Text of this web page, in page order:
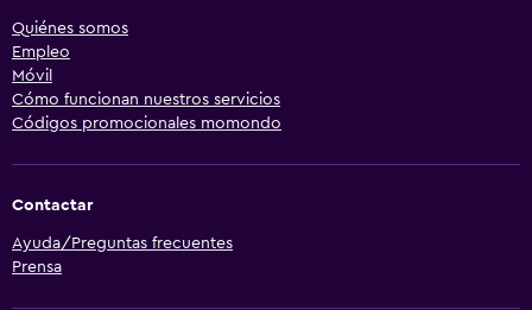
Quiénes somos
Empleo
Móvil
Cómo funcionan nuestros servicios
Códigos promocionales momondo
Contactar
Ayuda/Preguntas frecuentes
Prensa